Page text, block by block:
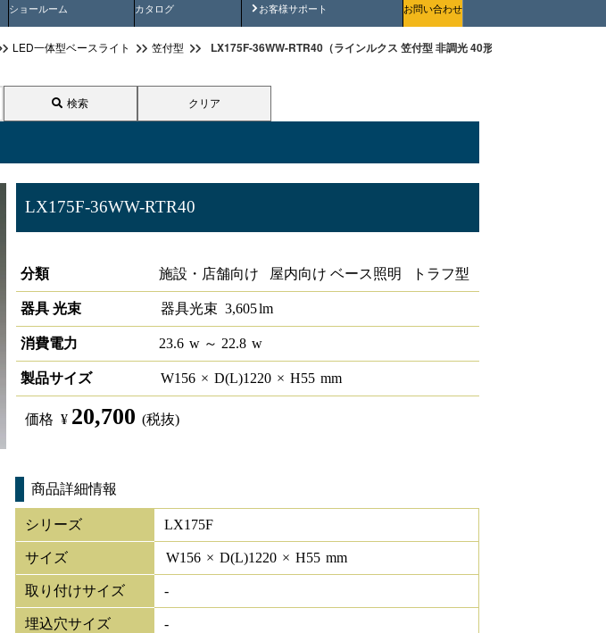
ショールーム カタログ お客様サポート
安全にご使用いただくためにお問い合わせ
LED一体型ベースライト 笠付型 LX175F-36WW-RTR40（ラインルクス 笠付型 非調光 40形 ）
検索 クリア
LX175F-36WW-RTR40
分類
施設・店舗向け 屋内向け ベース照明 トラフ型
器具 光束 器具光束 3,605lm
消費電力 23.6 w ～ 22.8 w
製品サイズ W156 × D(L)1220 × H55 mm
価格 ¥ 20,700 (税抜)
商品詳細情報
シリーズ LX175F
サイズ W156 × D(L)1220 × H55 mm
取り付けサイズ -
埋込穴サイズ -